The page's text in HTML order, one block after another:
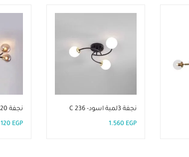
نجفة 3لمبة اسود- C 236
1.560 EGP
نجفة 20×75سم-C 233
EGP